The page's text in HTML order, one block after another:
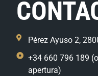
Pérez Ayuso 2,
+34 660 796 189
apertura)